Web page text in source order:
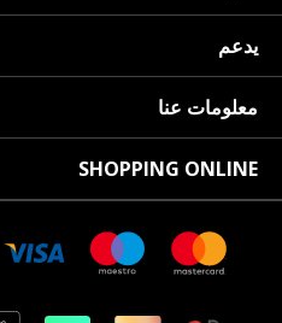
يدعم
معلومات عنا
SHOPPING ONLINE